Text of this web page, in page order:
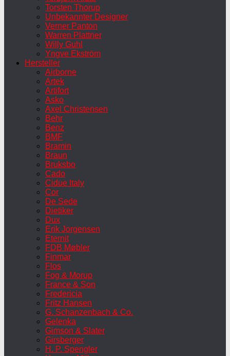
Torsten Thorup
Unbekannter Designer
Verner Panton
Warren Plattner
Willy Guhl
Yngve Ekström
Hersteller
Airborne
Artek
Artifort
Asko
Axel Christensen
Behr
Benz
BMF
Bramin
Braun
Bruksbo
Cado
Cidue Italy
Cor
De Sede
Dietiker
Dux
Erik Jorgensen
Eternit
FDB Møbler
Finmar
Flos
Fog & Morup
France & Son
Fredericia
Fritz Hansen
G. Schanzenbach & Co.
Gelenka
Gimson & Slater
Girsberger
H. P. Spengler